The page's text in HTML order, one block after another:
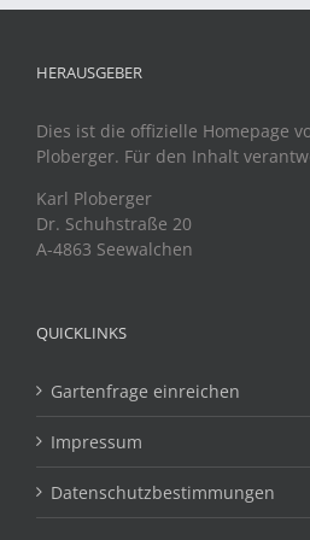
HERAUSGEBER
Dies ist die offizielle Homepage
Ploberger. Für den Inhalt
Karl Ploberger
Dr. Schuhstraße 20
A-4863 Seewalchen
QUICKLINKS
Gartenfrage einreichen
Impressum
Datenschutzbestimmungen